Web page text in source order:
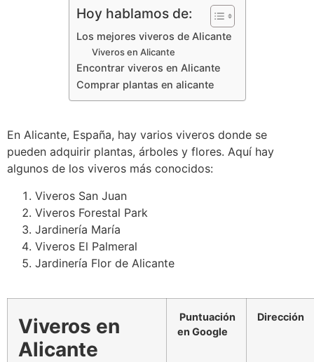
Hoy hablamos de:
Los mejores viveros de Alicante
Viveros en Alicante
Encontrar viveros en Alicante
Comprar plantas en alicante
En Alicante, España, hay varios viveros donde se
pueden adquirir plantas, árboles y flores. Aquí hay
algunos de los viveros más conocidos:
Viveros San Juan
Viveros Forestal Park
Jardinería María
Viveros El Palmeral
Jardinería Flor de Alicante
Viveros en
Alicante
Puntuación
en Google
Dirección